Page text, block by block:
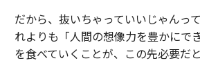
だから、抜いちゃっていいじゃんっ
れよりも「人間の想像力を豊かにで
を食べていくことが、この先必要だ